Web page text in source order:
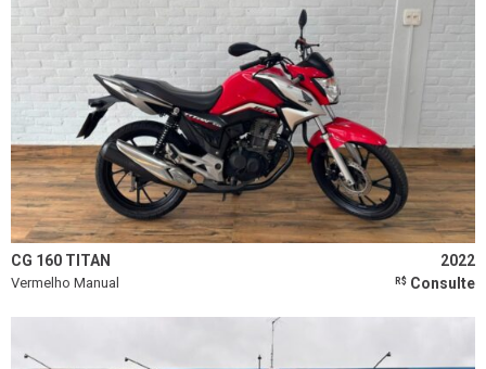
CG 160 TITAN 2022
Vermelho Manual R$ Consulte